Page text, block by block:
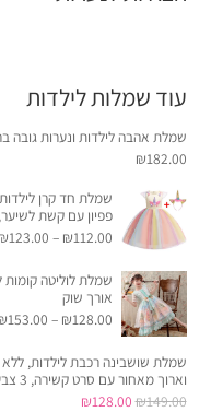
עוד שמלות לילדות
שמלת אהבה לילדות ונערות גובה
₪182.00
שמלת חד קרן
פפיון עם קשת לשיער, 4 שכבות מדהימה שרוול קצרצר
₪112.00
–
₪123.00
שמלת לוליטה קומות
אורך שוק
₪128.00
–
153.00
שמלת שושבינה רכבת לילדות,
וארוך מאחור עם סרט קשירה, 3 צבעים לבחירה
₪149.00
המחיר ₪128.00